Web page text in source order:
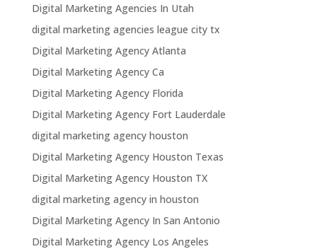
Digital Marketing Agencies In Utah
digital marketing agencies league city tx
Digital Marketing Agency Atlanta
Digital Marketing Agency Ca
Digital Marketing Agency Florida
Digital Marketing Agency Fort Lauderdale
digital marketing agency houston
Digital Marketing Agency Houston Texas
Digital Marketing Agency Houston TX
digital marketing agency in houston
Digital Marketing Agency In San Antonio
Digital Marketing Agency Los Angeles